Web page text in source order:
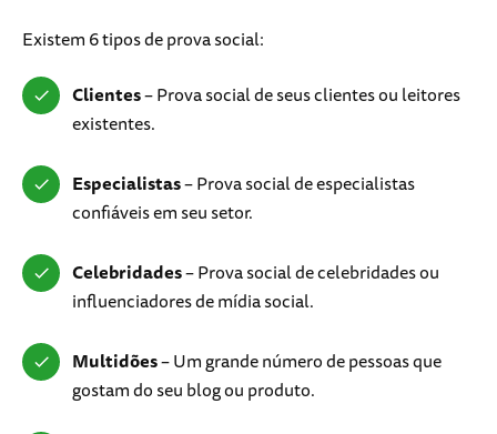
Existem 6 tipos de prova social:
Clientes– Prova social de seus clientes ou leitores
existentes.
Especialistas– Prova social de especialistas
confiáveis em seu setor.
Celebridades– Prova social de celebridades ou
influenciadores de mídia social.
Multidões– Um grande número de pessoas que
gostam do seu blog ou produto.